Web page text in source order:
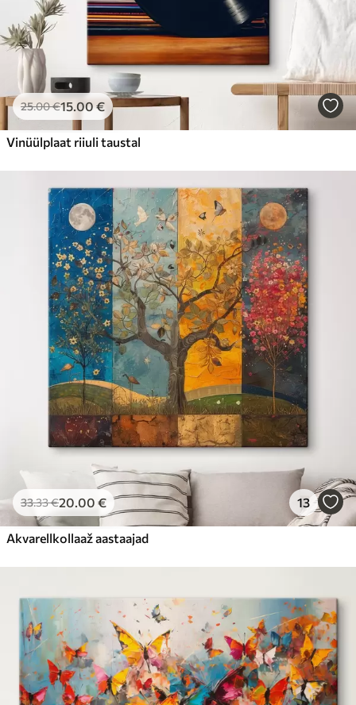
25.00€15 .00€
Vinüülplaat riiuli taustal
33.33€20 .00 € 13
Akvarellkollaaž aastaajad